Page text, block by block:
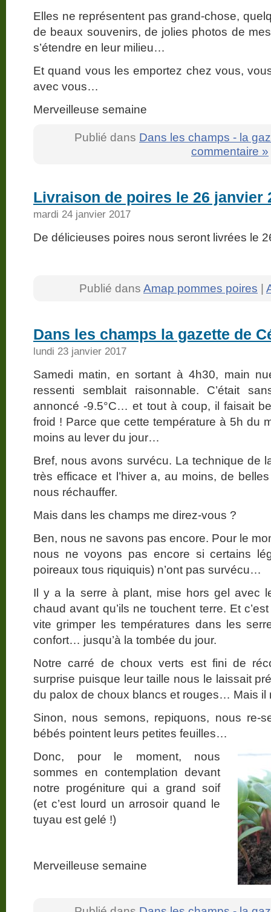
Elles ne représentent pas grand-chose,
de beaux souvenirs, de jolies photos de
s’étendre en leur milieu…
Et quand vous les emportez chez vous,
avec vous…
Merveilleuse semaine
Publié dans Dans les champs - la
commentaire »
Livraison de poires le 26 janvier
mardi 24 janvier 2017
De délicieuses poires nous seront livrées
Publié dans Amap pommes poires |
Dans les champs la gazette de
lundi 23 janvier 2017
Samedi matin, en sortant à 4h30, main
ressenti semblait raisonnable. C’était
annoncé -9.5°C… et tout à coup, il faisait
froid ! Parce que cette température à 5h du
moins au lever du jour…
Bref, nous avons survécu. La technique de
très efficace et l’hiver a, au moins, de
nous réchauffer.
Mais dans les champs me direz-vous ?
Ben, nous ne savons pas encore. Pour le
nous ne voyons pas encore si certains
poireaux tous riquiquis) n’ont pas survécu…
Il y a la serre à plant, mise hors gel avec
chaud avant qu’ils ne touchent terre. Et
vite grimper les températures dans les
confort… jusqu’à la tombée du jour.
Notre carré de choux verts est fini de
surprise puisque leur taille nous le laissait
du palox de choux blancs et rouges… Mais il
Sinon, nous semons, repiquons, nous re-
bébés pointent leurs petites feuilles…
Donc, pour le moment, nous
sommes en contemplation devant
notre progéniture qui a grand soif
(et c’est lourd un arrosoir quand le
tuyau est gelé !)
Merveilleuse semaine